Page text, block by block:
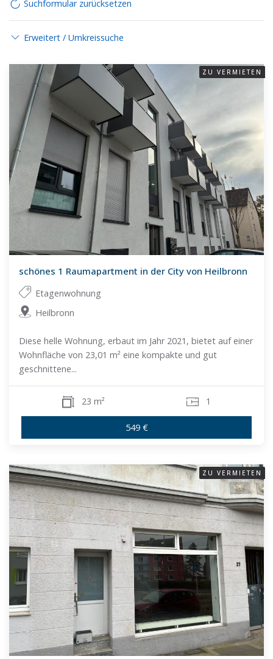
Suchformular zurücksetzen
Erweitert / Umkreissuche
schönes 1 Raumapartment in der City von Heilbronn
Etagenwohnung
Heilbronn
Diese helle Wohnung, erbaut im Jahr 2021, bietet auf einer
Wohnfläche von 23,01 m² eine kompakte und gut
geschnittene...
23 m² 1
549 €
ZU VERMIETEN
ZU VERMIETEN